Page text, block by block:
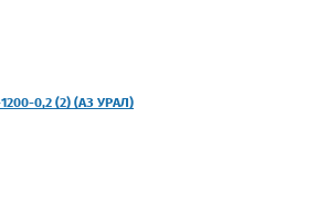
0,2 (2) (АЗ УРАЛ)